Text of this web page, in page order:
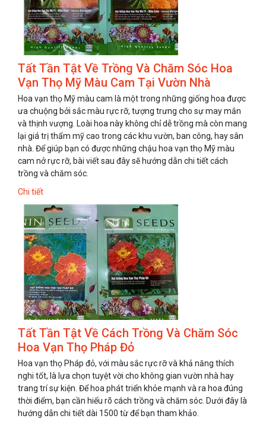
Tất Tần Tật Về Trồng Và Chăm Sóc Hoa
Vạn Thọ Mỹ Màu Cam Tại Vườn Nhà
Hoa vạn thọ Mỹ màu cam là một trong những giống hoa được
ưa chuộng bởi sắc màu rực rỡ, tượng trưng cho sự may mắn
và thịnh vượng. Loài hoa này không chỉ dễ trồng mà còn mang
lại giá trị thẩm mỹ cao trong các khu vườn, ban công, hay sân
nhà. Để giúp bạn có được những chậu hoa vạn thọ Mỹ màu
cam nở rực rỡ, bài viết sau đây sẽ hướng dẫn chi tiết cách
trồng và chăm sóc.
Chi tiết
Tất Tần Tật Về Cách Trồng Và Chăm Sóc
Hoa Vạn Thọ Pháp Đỏ
Hoa vạn thọ Pháp đỏ, với màu sắc rực rỡ và khả năng thích
nghi tốt, là lựa chọn tuyệt vời cho không gian vườn nhà hay
trang trí sự kiện. Để hoa phát triển khỏe mạnh và ra hoa đúng
thời điểm, bạn cần hiểu rõ cách trồng và chăm sóc. Dưới đây là
hướng dẫn chi tiết dài 1500 từ để bạn tham khảo.